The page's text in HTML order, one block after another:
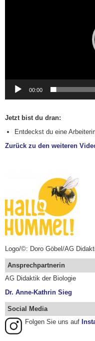
00:00
Jetzt bist du dran:
Entdeckst du eine
Zurück zu den weiteren
Logo/©: Doro Göbel/AG
Ansprechpartnerin
AG Didaktik der Biologie
Dr. Anne-Kathrin Sieg
Social Media
Folgen Sie uns auf